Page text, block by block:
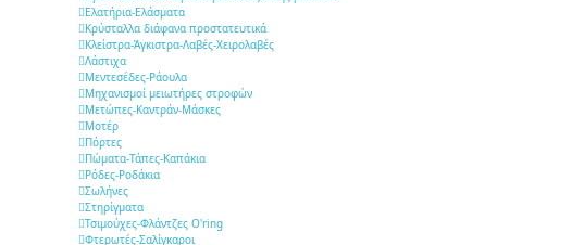
Ελατήρια-Ελάσματα
Κρύσταλλα διάφανα προστατευτικά
Κλείστρα-Άγκιστρα-Λαβές-Χειρολαβές
Λάστιχα
Μεντεσέδες-Ράουλα
Μηχανισμοί μειωτήρες στροφών
Μετώπες-Καντράν-Μάσκες
Μοτέρ
Πόρτες
Πώματα-Τάπες-Καπάκια
Ρόδες-Ροδάκια
Σωλήνες
Στηρίγματα
Τσιμούχες-Φλάντζες O'ring
Φτερωτές-Σαλίγκαροι